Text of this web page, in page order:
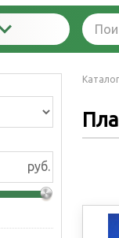
руб.
Каталог